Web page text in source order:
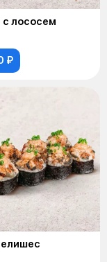
с лососем
₽